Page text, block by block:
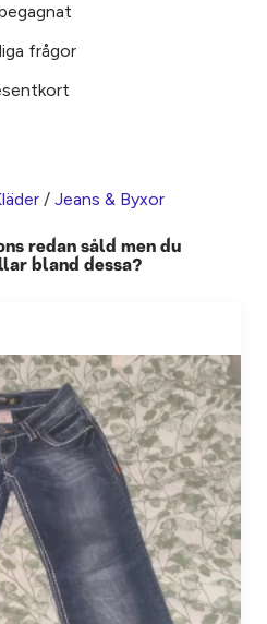
frågor
/ Jeans & Byxor
redan såld men du
bland dessa?